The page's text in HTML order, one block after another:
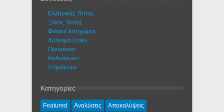
Ελληνικός Τύπος
Ξένος Τύπος
Φιλικοί Ιστοχώροι
Χρήσιμα Links
Ομογένεια
Ραδιόφωνο
Στηρίζουμε
Κατηγορίες
Featured Αναλύσεις Αποκαλύψεις